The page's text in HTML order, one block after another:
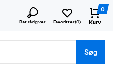
Bat rådgiver Favoritter (0)
0
Kurv
mærker etc.
Søg